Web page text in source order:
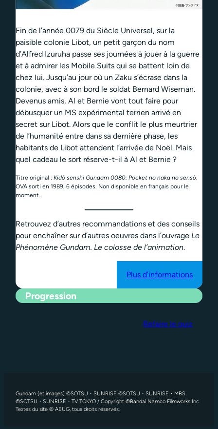
Fin de l’année 0079 du Siècle Universel, sur la
paisible colonie Libot, un petit garçon du nom
d’Alfred Izuruha passe ses journées à jouer à la guerre
et à admirer les Mobile Suits qui se battent loin de
chez lui. Jusqu’au jour où un Zaku s’écrase dans la
colonie, avec à son bord le soldat Bernard Wiseman.
Devenus amis, Al et Bernie vont tout faire pour
débusquer un MS expérimental terrien arrivé en
secret sur Libot. Alors que le conflit le plus meurtrier
de l’humanité entre dans sa dernière phase, les
habitants de Libot attendent l’arrivée de Noël. Mais
quel cadeau le sort réserve-t-il à Al et Bernie ?
Titre original : Kidô senshi Gundam 0080: Pocket no naka no sensô
OVA sorti en 1989, 6 épisodes. Non disponible en français pour le
moment
Retrouvez d’autres recommandations et des conseils
pour enchaîner sur d’autres oeuvres dans l’ouvrage Le
Phénomène Gundam. Le colosse de l’animation.
Plus d’informations
Progression
Refaire le quiz
Gundam (et images) ©SOTSU・SUNRISE ©SOTSU・SUNRISE・MBS
©SOTSU・SUNRISE・TV TOKYO / Copyright ©Bandai Namco Filmworks Inc
Textes du site © AEUG, tous droits réservés.